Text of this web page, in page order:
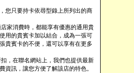
您只要持卡依尋型錄上所列出的商
家消費時，都能享有優惠的通用貴
用的貴賓卡加以結合，成為一張可
貴賓卡的不便，還可以享有在更多
，在聯名網站上，我們也提供最新
資訊，讓您方便了解該店的特色。